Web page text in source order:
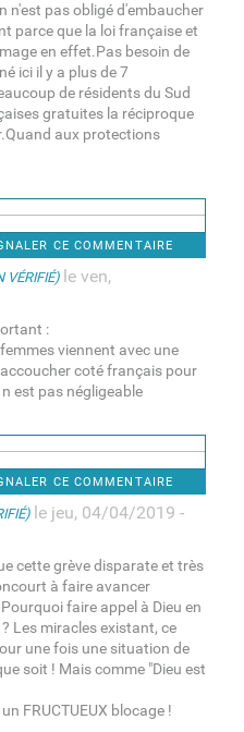
n'est pas obligé d'embaucher
parce que la loi française et
en effet.Pas besoin de
ici il y a plus de 7
de résidents du Sud
gratuites la réciproque
aux protections
CE COMMENTAIRE
VÉRIFIÉ)le ven,
:
viennent avec une
coté français pour
est pas négligeable
CE COMMENTAIRE
le jeu, 04/04/2019 -
cette grève disparate et très
à faire avancer
faire appel à Dieu en
Les miracles existant, ce
une fois une situation de
soit ! Mais comme "Dieu est
FRUCTUEUX blocage !